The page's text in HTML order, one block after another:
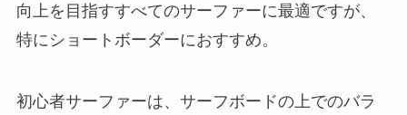
向上を目指すすべてのサーファーに最適ですが、
特にショートボーダーにおすすめ。
初心者サーファーは、サーフボードの上でのバラ